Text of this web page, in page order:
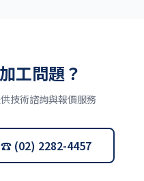
工問題？
技術諮詢與報價服務
☎ (02) 2282-4457